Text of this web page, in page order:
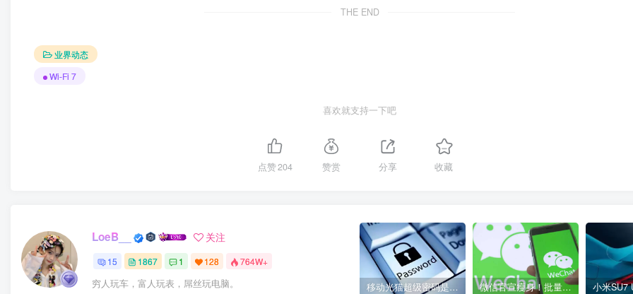
THE END
业界动态
Wi-Fi 7
喜欢就支持一下吧
点赞204 赞赏 分享 收藏
LoeB__ 关注
15 1867 1 128 764W+
穷人玩车，富人玩表，屌丝玩电脑。 移动光猫超级密码是多少？移动光猫超级管理员后台账号与密码 微信官宣瘦身！批量清理原图新功能来了 安卓、iOS均可使用